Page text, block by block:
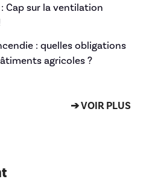
: Cap sur la ventilation
: quelles obligations
agricoles ?
➔ VOIR PLUS